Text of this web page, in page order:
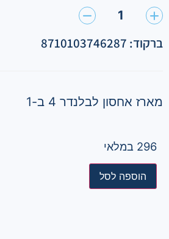
1
ברקוד: 8710103746287
מארז אחסון לבלנדר 4 ב-1
296 במלאי
הוספה לסל